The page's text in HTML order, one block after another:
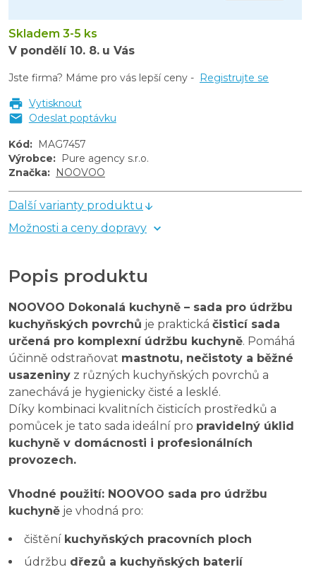
Skladem 3-5 ks
V pondělí 10. 8. u Vás
Jste firma? Máme pro vás lepší ceny -
Registrujte se
Vytisknout
Odeslat poptávku
Kód: MAG7457
Výrobce: Pure agency s.r.o.
Značka: NOOVOO
Další varianty produktu
Možnosti a ceny dopravy
Popis produktu
NOOVOO Dokonalá kuchyně – sada pro údržbu
kuchyňských povrchů je praktická čisticí sada
určená pro komplexní údržbu kuchyně. Pomáhá
účinně odstraňovat mastnotu, nečistoty a běžné
usazeniny z různých kuchyňských povrchů a
zanechává je hygienicky čisté a lesklé.
Díky kombinaci kvalitních čisticích prostředků a
pomůcek je tato sada ideální pro pravidelný úklid
kuchyně v domácnosti i profesionálních
provozech.
Vhodné použití: NOOVOO sada pro údržbu
kuchyně je vhodná pro:
čištění kuchyňských pracovních ploch
údržbu dřezů a kuchyňských baterií